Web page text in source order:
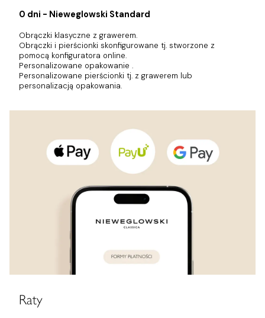
0 dni - Nieweglowski Standard
Obrączki klasyczne z grawerem.
Obrączki i pierścionki skonfigurowane tj. stworzone z
pomocą konfiguratora online.
Personalizowane opakowanie .
Personalizowane pierścionki tj. z grawerem lub
personalizacją opakowania.
Raty